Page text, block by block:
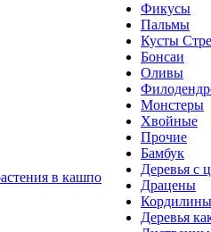
в кашпо
Фикусы
Пальмы
Кусты
Бонсаи
Оливы
Монстеры
Хвойные
Прочие
Бамбук
Деревья с
Драцены
Кордилины
Деревья